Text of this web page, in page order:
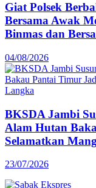
Giat Polsek
Bersama Awak
Binmas dan
04/08/2026
BKSDA Jambi
Alam Hutan
Selamatkan
23/07/2026